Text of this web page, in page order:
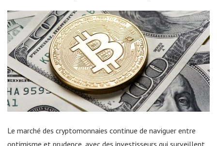
Le marché des cryptomonnaies continue de naviguer entre